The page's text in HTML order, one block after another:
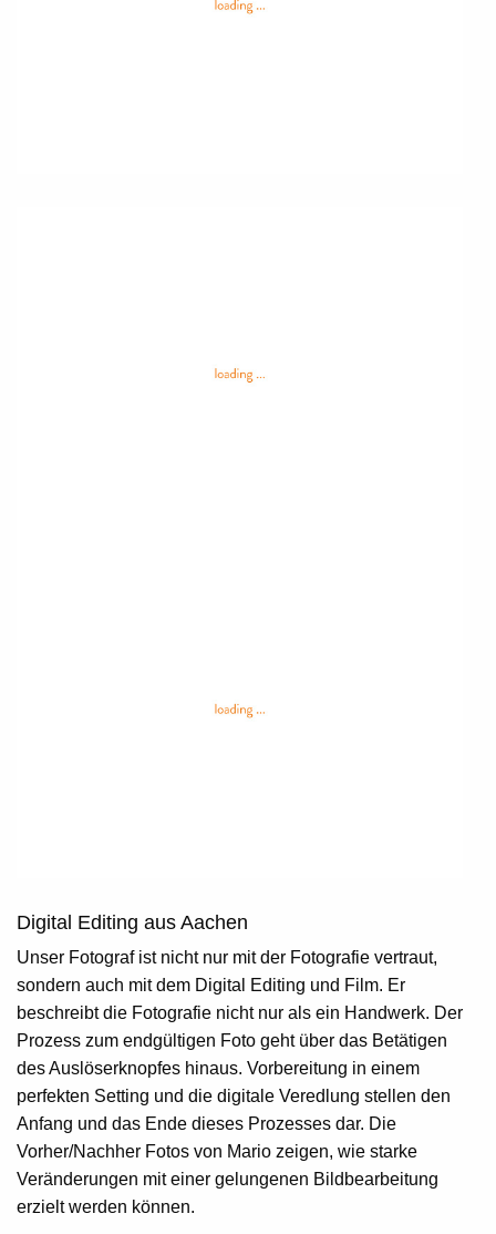
Digital Editing aus Aachen
Unser Fotograf ist nicht nur mit der Fotografie vertraut,
sondern auch mit dem Digital Editing und Film. Er
beschreibt die Fotografie nicht nur als ein Handwerk. Der
Prozess zum endgültigen Foto geht über das Betätigen
des Auslöserknopfes hinaus. Vorbereitung in einem
perfekten Setting und die digitale Veredlung stellen den
Anfang und das Ende dieses Prozesses dar. Die
Vorher/Nachher Fotos von Mario zeigen, wie starke
Veränderungen mit einer gelungenen Bildbearbeitung
erzielt werden können.